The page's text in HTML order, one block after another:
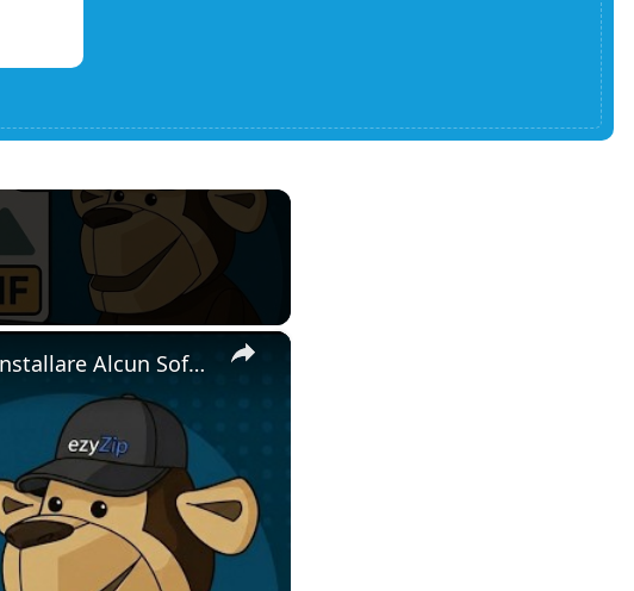
×
🖼️ Come Visualizzare i File AVIF Online Gratis | Senza Installare Alcun Software